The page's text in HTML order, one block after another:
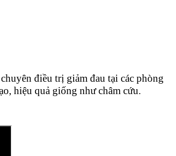
điều trị giảm đau tại các phòng
hiệu quả giống như châm cứu.